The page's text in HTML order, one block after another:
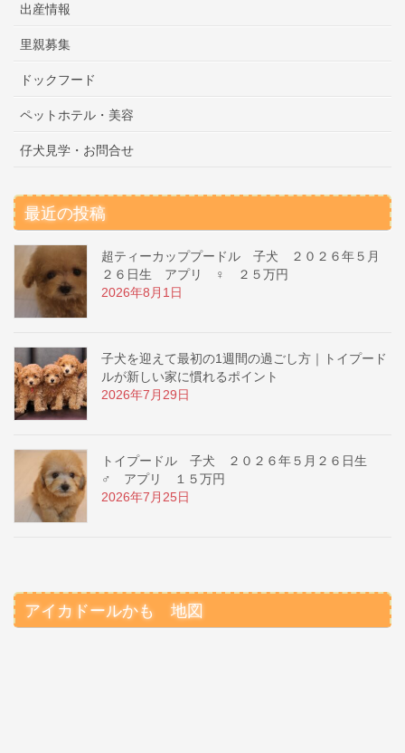
出産情報
里親募集
ドックフード
ペットホテル・美容
仔犬見学・お問合せ
最近の投稿
超ティーカッププードル 子犬 ２０２６年５月
２６日生 アプリ ♀ ２５万円
2026年8月1日
子犬を迎えて最初の1週間の過ごし方｜トイプード
ルが新しい家に慣れるポイント
2026年7月29日
トイプードル 子犬 ２０２６年５月２６日生
♂ アプリ １５万円
2026年7月25日
アイカドールかも 地図